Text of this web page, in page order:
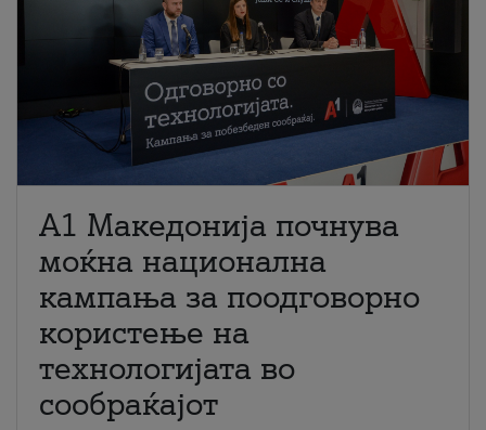
A1 Македонија почнува
моќна национална
кампања за поодговорно
користење на
технологијата во
сообраќајот